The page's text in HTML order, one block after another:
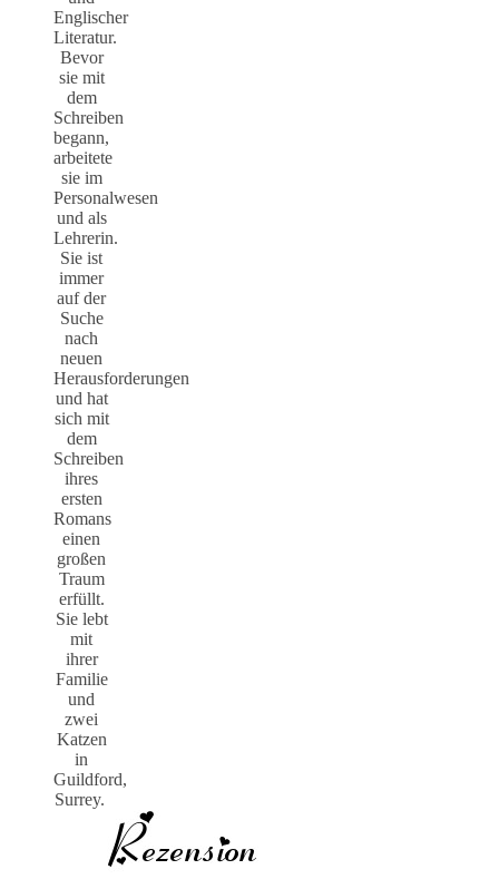
Englischer
Literatur.
Bevor
sie mit
dem
Schreiben
begann,
arbeitete
sie im
Personalwesen
und als
Lehrerin.
Sie ist
immer
auf der
Suche
nach
neuen
Herausforderungen
und hat
sich mit
dem
Schreiben
ihres
ersten
Romans
einen
großen
Traum
erfüllt.
Sie lebt
mit
ihrer
Familie
und
zwei
Katzen
in
Guildford,
Surrey.